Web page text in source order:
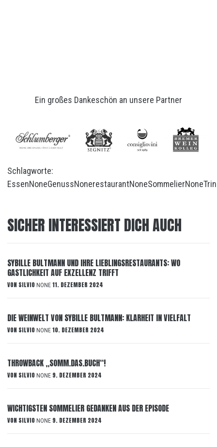
Ein großes Dankeschön an unsere Partner
Schlagworte:
EssenNoneGenussNonerestaurantNoneSommelierNone
SICHER INTERESSIERT DICH AUCH
SYBILLE BULTMANN UND IHRE LIEBLINGSRESTAURANTS: WO
GASTLICHKEIT AUF EXZELLENZ TRIFFT
VON SILVIO NONE 11. DEZEMBER 2024
DIE WEINWELT VON SYBILLE BULTMANN: KLARHEIT IN VIELFALT
VON SILVIO NONE 10. DEZEMBER 2024
THROWBACK „SOMM.DAS.BUCH“!
VON SILVIO NONE 9. DEZEMBER 2024
WICHTIGSTEN SOMMELIER GEDANKEN AUS DER EPISODE
VON SILVIO NONE 9. DEZEMBER 2024